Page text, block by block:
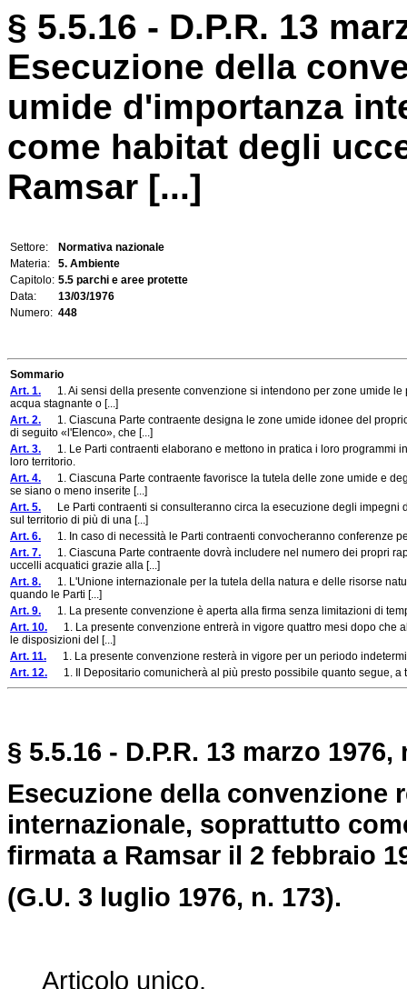
§ 5.5.16 - D.P.R. 13
Esecuzione della
umide d'importanza
come habitat degli
Ramsar [...]
Settore:
Normativa nazionale
Materia:
5. Ambiente
Capitolo: 5.5 parchi e aree protette
Data:
13/03/1976
Numero: 448
Sommario
Art. 1. 1. Ai sensi della presente convenzione si intendono per zone umide
acqua stagnante o [...]
Art. 2. 1. Ciascuna Parte contraente designa le zone umide idonee del
di seguito «l'Elenco», che [...]
Art. 3. 1. Le Parti contraenti elaborano e mettono in pratica i loro programmi
loro territorio.
Art. 4. 1. Ciascuna Parte contraente favorisce la tutela delle zone umide e
se siano o meno inserite [...]
Art. 5. Le Parti contraenti si consulteranno circa la esecuzione degli impegni
sul territorio di più di una [...]
Art. 6. 1. In caso di necessità le Parti contraenti convocheranno conferenze
Art. 7. 1. Ciascuna Parte contraente dovrà includere nel numero dei propri
uccelli acquatici grazie alla [...]
Art. 8. 1. L'Unione internazionale per la tutela della natura e delle risorse
quando le Parti [...]
Art. 9. 1. La presente convenzione è aperta alla firma senza limitazioni di
Art. 10. 1. La presente convenzione entrerà in vigore quattro mesi dopo che
le disposizioni del [...]
Art. 11. 1. La presente convenzione resterà in vigore per un periodo
Art. 12. 1. Il Depositario comunicherà al più presto possibile quanto segue, a
§ 5.5.16 - D.P.R. 13 marzo 1976,
Esecuzione della convenzione
internazionale, soprattutto
firmata a Ramsar il 2 febbraio
(G.U. 3 luglio 1976, n. 173).
Articolo unico.